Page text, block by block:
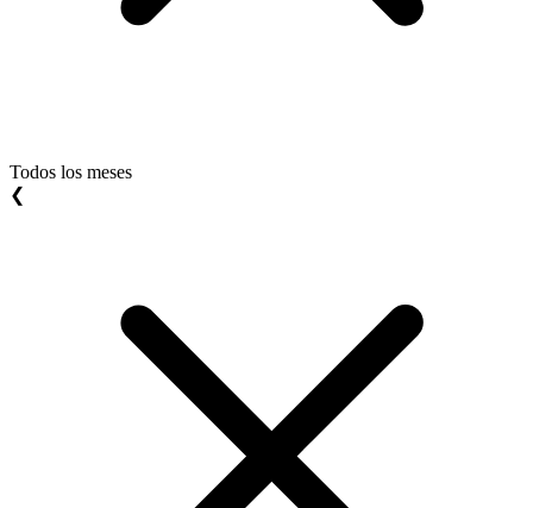
Todos los meses
❮